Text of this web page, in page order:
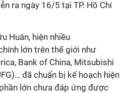
ra ngày 16/5 tại TP. Hồ Chí
Huân, hiện nhiều
lớn trên thế giới như
Bank of China, Mitsubishi
đã chuẩn bị kế hoạch hiện
lớn chưa đáp ứng được